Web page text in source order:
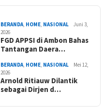
BERANDA, HOME, NASIONAL
Juni 3,
2026
FGD APPSI di Ambon Bahas
Tantangan Daera…
BERANDA, HOME, NASIONAL
Mei 12,
2026
Arnold Ritiauw Dilantik
sebagai Dirjen d…